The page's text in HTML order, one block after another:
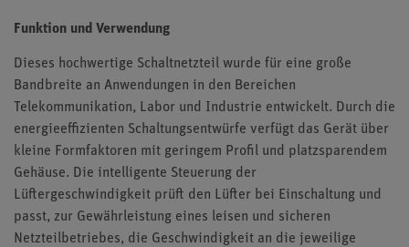
Funktion und Verwendung
Dieses hochwertige Schaltnetzteil wurde für eine große
Bandbreite an Anwendungen in den Bereichen
Telekommunikation, Labor und Industrie entwickelt. Durch die
energieeffizienten Schaltungsentwürfe verfügt das Gerät über
kleine Formfaktoren mit geringem Profil und platzsparendem
Gehäuse. Die intelligente Steuerung der
Lüftergeschwindigkeit prüft den Lüfter bei Einschaltung und
passt, zur Gewährleistung eines leisen und sicheren
Netzteilbetriebes, die Geschwindigkeit an die jeweilige